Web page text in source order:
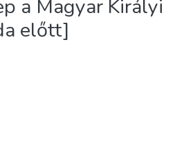
a Magyar Királyi
előtt]